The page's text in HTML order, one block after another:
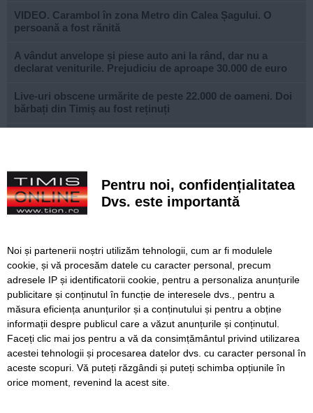
VIDEO. Carambol în zona Metro din Calea Șagului. O
persoană a fost rănită
A vândut anvelope și piese auto ani la rând, dar nu a
declarat veniturile. Prejudiciu de aproape 30.000 de euro
Live-uri obscene urmărite de peste 22.000 de oameni. Doi
bărbați din Timiș au fost reținuți
Noile sisteme de tarifare a rovinietei și TollRo intră în
vigoare pe 31 august. Noul plan de tarifare se aplică de la
1 octombrie
joacă complet modernizat
VIDEO. STPT a frezat peste 25 de kilometri de linii de
tramvai. Lațcău: „Călătoria va deveni mult mai
confortabilă”
SERVICII Redactia
Folosinta Cookie-urilor
Pentru noi, confidențialitatea
Dvs. este importantă
Noi și partenerii noștri utilizăm tehnologii, cum ar fi modulele
cookie, și vă procesăm datele cu caracter personal, precum
adresele IP și identificatorii cookie, pentru a personaliza anunțurile
publicitare și conținutul în funcție de interesele dvs., pentru a
măsura eficiența anunțurilor și a conținutului și pentru a obține
informații despre publicul care a văzut anunțurile și conținutul.
Faceți clic mai jos pentru a vă da consimțământul privind utilizarea
acestei tehnologii și procesarea datelor dvs. cu caracter personal în
aceste scopuri. Vă puteți răzgândi și puteți schimba opțiunile în
orice moment, revenind la acest site.